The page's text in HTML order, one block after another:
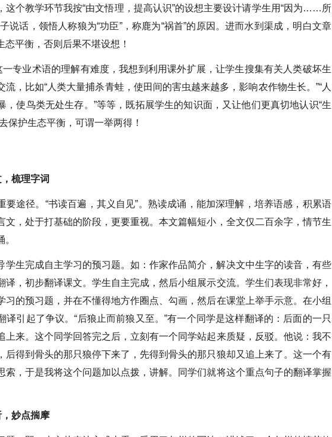
这个教学环节我按“由文悟理，提高认识”的设想主要设计请学生用“因为……所
话，领悟人称狼为“功臣”，称鹿为“祸首”的原因。进而水到渠成，明白文章
平衡，否则后果不堪设想！
一专业术语的理解有难度，我想到利用课外扩展，让学生搜集有关人类破坏生
，比如“人类大量捕杀青蛙，使田间的害虫越来越多，影响农作物生长。”“人
，使鸟类无处生存。”等等，既拓展学生的知识面，又让他们更真切地认识“生
保护生态平衡，可谓一举两得！
梳理字词
要途径。“书读百遍，其义自见”。熟读成诵，能加深理解，培养语感，积累语
文，处于打基础的阶段，更要重视。本文篇幅短小，全文仅二百余字，情节生
学生完成自主学习的预习题。如：作家作品简介，解决文中生字的读音，有些
译，初步翻译课文。学生自主完成，然后小组展示交流。学生们表现非常好，
习的预习题，并在不懂得地方作圈点、勾画，然后在课堂上举手示意。在小组
译引起了争议。“后狼止而前狼又至。”有一个同学是这样翻译的：后面的一只
上来。这个同学回答完之后，立刻有一个同学站起来质疑，反驳。他说：我不
后得到骨头的那只狼停下来了，先得到骨头的那只狼却又追上来了。这一个有
索，于是我将这个问题加以点拨，讲解。同学们就将这个重点句子的翻译掌握
妙点揣摩